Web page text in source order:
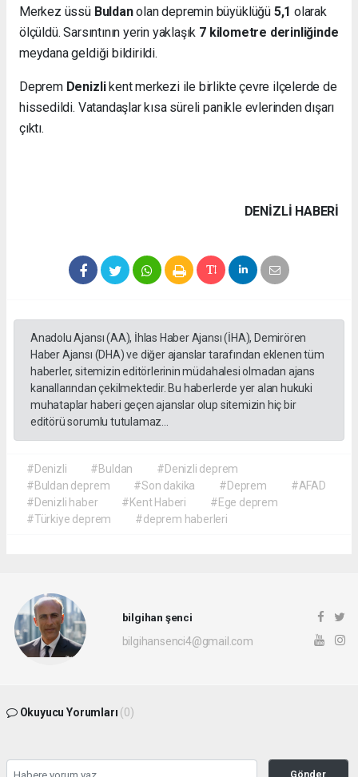
Merkez üssü Buldanolan depremin büyüklüğü 5,1 olarak
ölçüldü. Sarsıntının yerin yaklaşık 7 kilometre derinliğinde
meydana geldiği bildirildi.
Deprem Denizlikent merkezi ile birlikte çevre ilçelerde de
hissedildi. Vatandaşlar kısa süreli panikle evlerinden dışarı
çıktı.
DENIZLI HABERİ
Anadolu Ajansı (AA), İhlas Haber Ajansı (İHA), Demirören
Haber Ajansı (DHA) ve diğer ajanslar tarafından eklenen tüm
haberler, sitemizin editörlerinin müdahalesi olmadan ajans
kanallarından çekilmektedir. Bu haberlerde yer alan hukuki
muhataplar haberi geçen ajanslar olup sitemizin hiç bir
editörü sorumlu tutulamaz...
#Denizli #Buldan
#Denizli deprem
#Buldan deprem
#Son dakika #Deprem
#AFAD
#Denizli haber
#Kent Haberi
#Ege deprem
#Türkiye deprem
#deprem haberleri
bilgihan şenci
bilgihansenci4@gmail.com
Okuyucu Yorumları (0)
Gönder